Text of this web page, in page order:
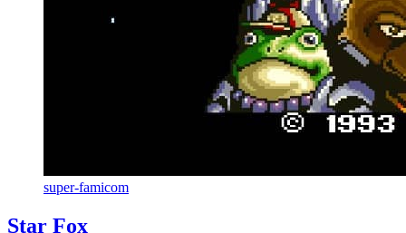
super-famicom
Star Fox